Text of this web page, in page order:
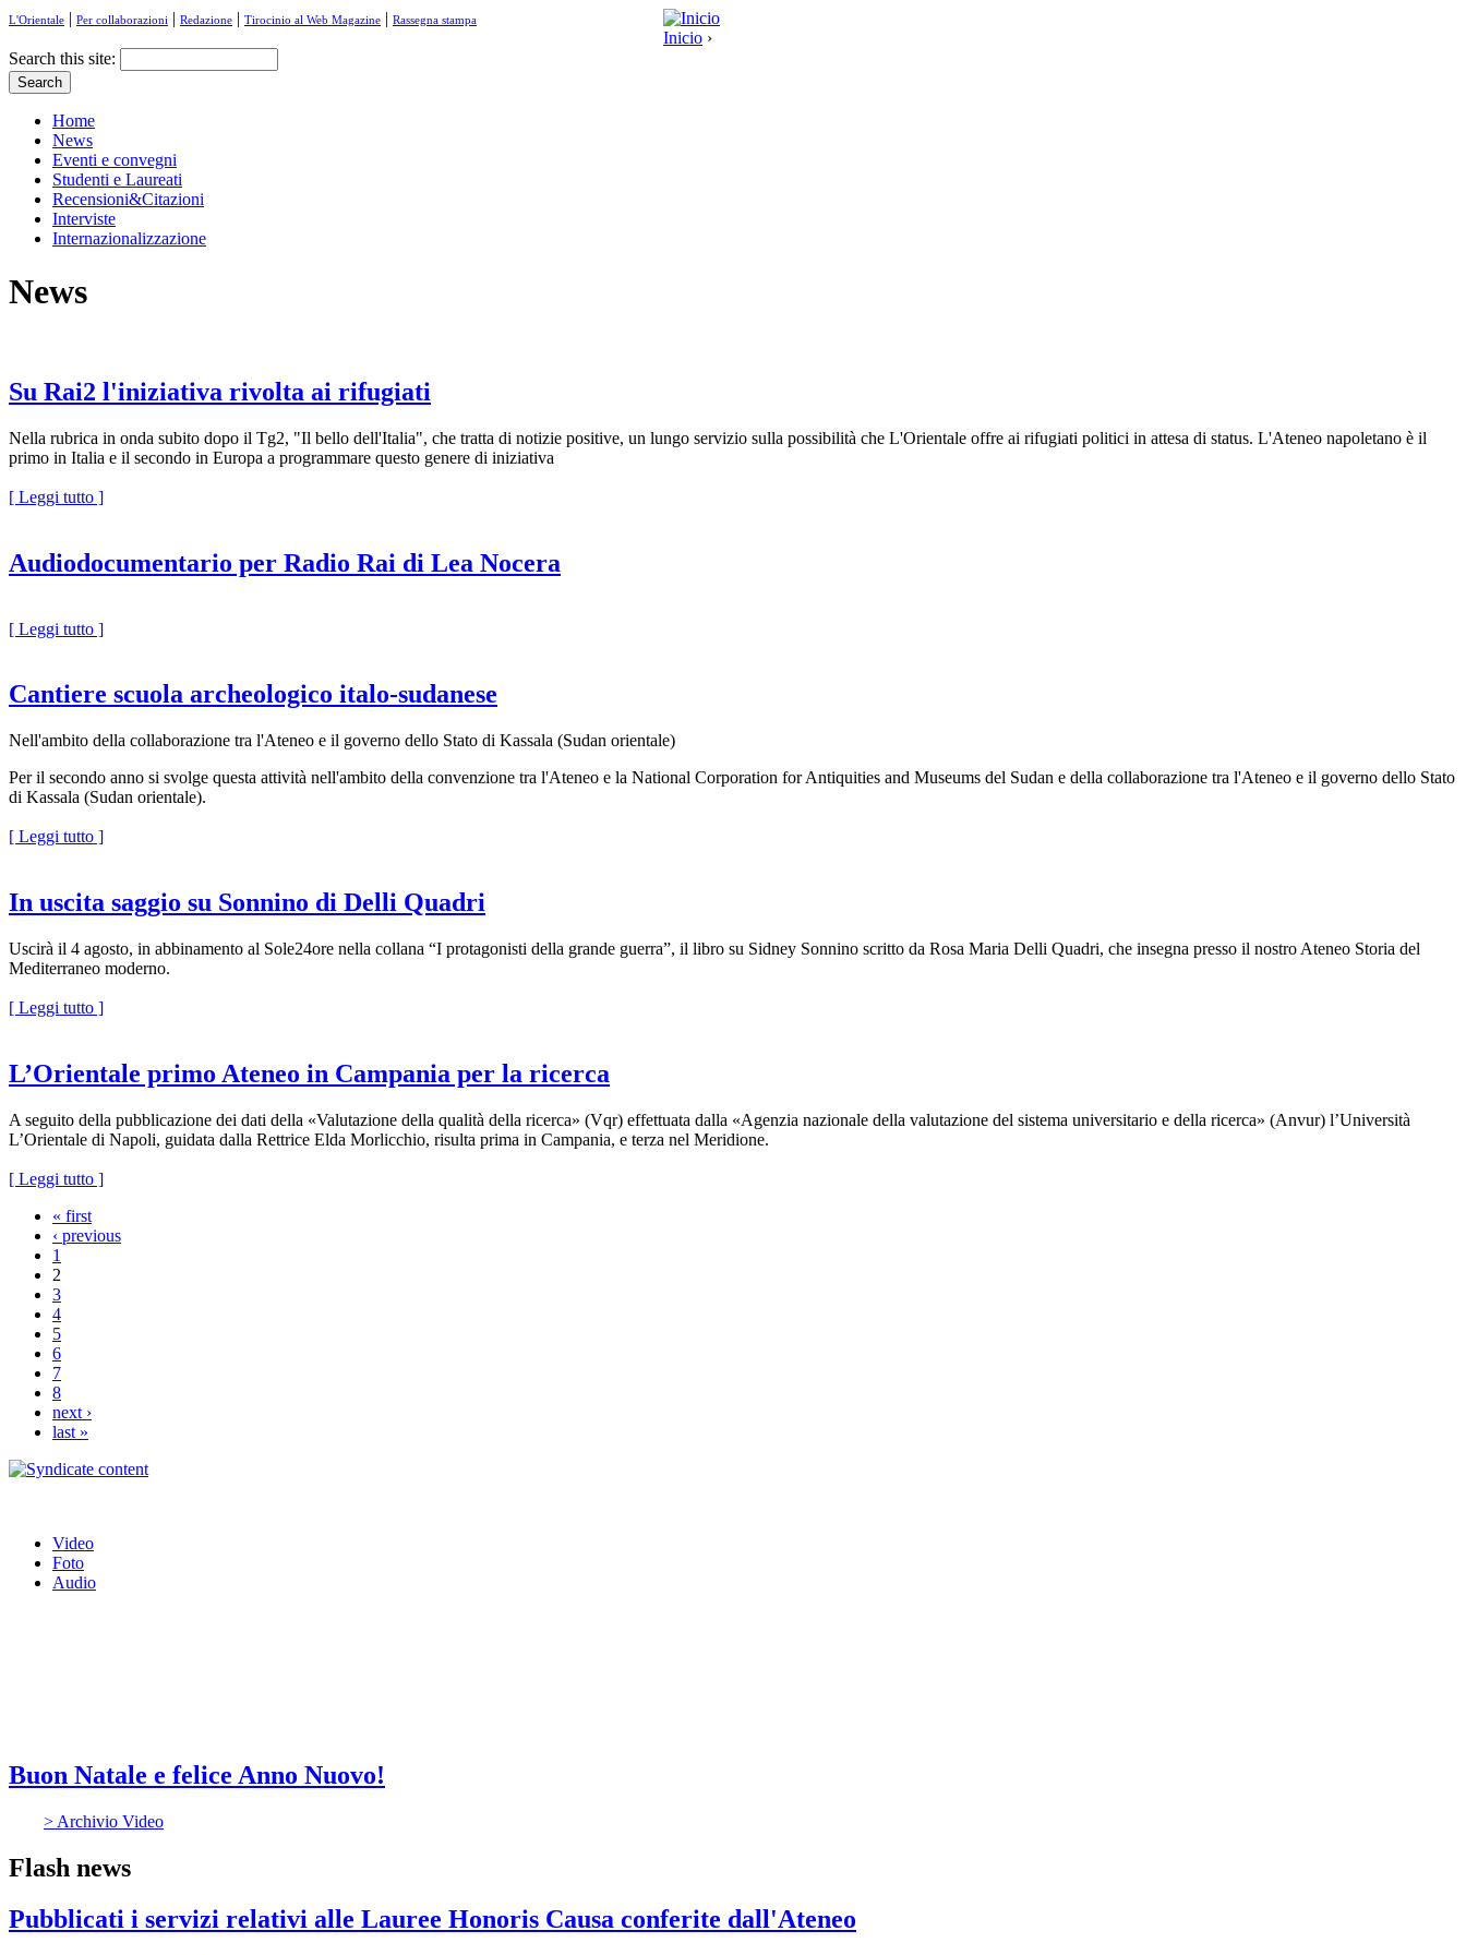
L'Orientale | Per collaborazioni | Redazione | Tirocinio al Web Magazine | Rassegna stampa
Inicio ›
Search this site:
Home
News
Eventi e convegni
Studenti e Laureati
Recensioni&Citazioni
Interviste
Internazionalizzazione
News
Su Rai2 l'iniziativa rivolta ai rifugiati
Nella rubrica in onda subito dopo il Tg2, "Il bello dell'Italia", che tratta di notizie positive, un lungo servizio sulla possibilità che L'Orientale offre ai rifugiati politici in attesa di status. L'Ateneo napoletano è il
primo in Italia e il secondo in Europa a programmare questo genere di iniziativa
[ Leggi tutto ]
Audiodocumentario per Radio Rai di Lea Nocera
[ Leggi tutto ]
Cantiere scuola archeologico italo-sudanese
Nell'ambito della collaborazione tra l'Ateneo e il governo dello Stato di Kassala (Sudan orientale)
Per il secondo anno si svolge questa attività nell'ambito della convenzione tra l'Ateneo e la National Corporation for Antiquities and Museums del Sudan e della collaborazione tra l'Ateneo e il governo dello Stato
di Kassala (Sudan orientale).
[ Leggi tutto ]
In uscita saggio su Sonnino di Delli Quadri
Uscirà il 4 agosto, in abbinamento al Sole24ore nella collana “I protagonisti della grande guerra”, il libro su Sidney Sonnino scritto da Rosa Maria Delli Quadri, che insegna presso il nostro Ateneo Storia del
Mediterraneo moderno.
[ Leggi tutto ]
L’Orientale primo Ateneo in Campania per la ricerca
A seguito della pubblicazione dei dati della «Valutazione della qualità della ricerca» (Vqr) effettuata dalla «Agenzia nazionale della valutazione del sistema universitario e della ricerca» (Anvur) l’Università
L’Orientale di Napoli, guidata dalla Rettrice Elda Morlicchio, risulta prima in Campania, e terza nel Meridione.
[ Leggi tutto ]
« first
‹ previous
1
2
3
4
5
6
7
8
next ›
last »
Video
Foto
Audio
Buon Natale e felice Anno Nuovo!
> Archivio Video
Flash news
Pubblicati i servizi relativi alle Lauree Honoris Causa conferite dall'Ateneo